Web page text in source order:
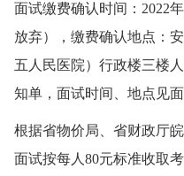
面试缴费确认时间：2022
放弃），缴费确认地点：
五人民医院）行政楼三楼
知单，面试时间、地点见面
根据省物价局、省财政厅
面试按每人80元标准收取